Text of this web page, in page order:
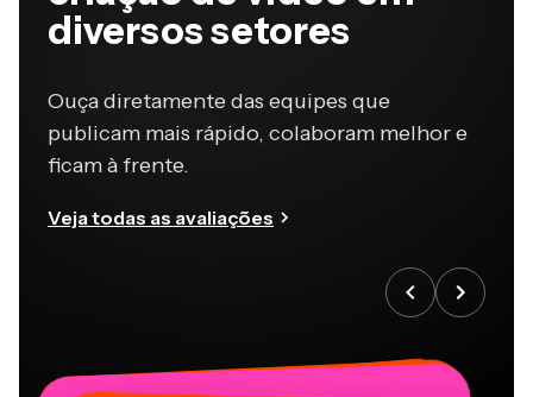
diversos setores
Ouça diretamente das equipes que
publicam mais rápido, colaboram melhor e
ficam à frente.
Veja todas as avaliações